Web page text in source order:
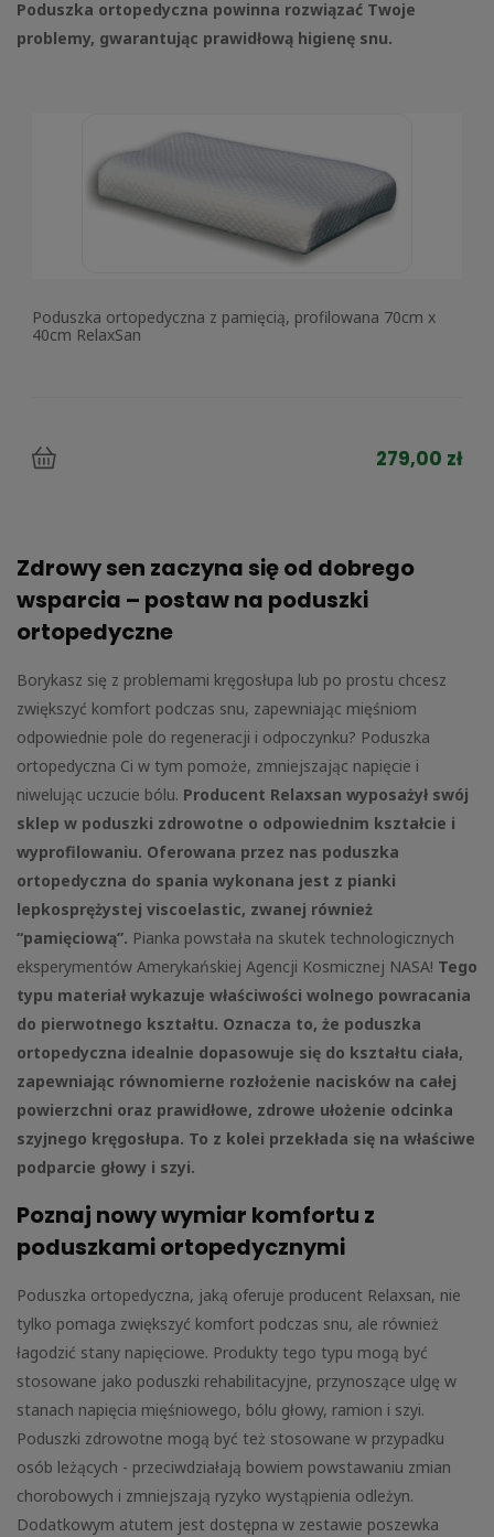
Poduszka ortopedyczna powinna rozwiązać Twoje
problemy, gwarantując prawidłową higienę snu.
Poduszka ortopedyczna z pamięcią, profilowana 70cm x
40cm RelaxSan
279,00 zł
Zdrowy sen zaczyna się od dobrego
wsparcia – postaw na poduszki
ortopedyczne
Borykasz się z problemami kręgosłupa lub po prostu chcesz
zwiększyć komfort podczas snu, zapewniając mięśniom
odpowiednie pole do regeneracji i odpoczynku? Poduszka
ortopedyczna Ci w tym pomoże, zmniejszając napięcie i
niwelując uczucie bólu. Producent Relaxsan wyposażył swój
sklep w poduszki zdrowotne o odpowiednim kształcie i
wyprofilowaniu. Oferowana przez nas poduszka
ortopedyczna do spania wykonana jest z pianki
lepkosprężystej viscoelastic, zwanej również
“pamięciową”. Pianka powstała na skutek technologicznych
eksperymentów Amerykańskiej Agencji Kosmicznej NASA! Tego
typu materiał wykazuje właściwości wolnego powracania
do pierwotnego kształtu. Oznacza to, że poduszka
ortopedyczna idealnie dopasowuje się do kształtu ciała,
zapewniając równomierne rozłożenie nacisków na całej
powierzchni oraz prawidłowe, zdrowe ułożenie odcinka
szyjnego kręgosłupa. To z kolei przekłada się na właściwe
podparcie głowy i szyi.
Poznaj nowy wymiar komfortu z
poduszkami ortopedycznymi
Poduszka ortopedyczna, jaką oferuje producent Relaxsan, nie
tylko pomaga zwiększyć komfort podczas snu, ale również
łagodzić stany napięciowe. Produkty tego typu mogą być
stosowane jako poduszki rehabilitacyjne, przynoszące ulgę w
stanach napięcia mięśniowego, bólu głowy, ramion i szyi.
Poduszki zdrowotne mogą być też stosowane w przypadku
osób leżących - przeciwdziałają bowiem powstawaniu zmian
chorobowych i zmniejszają ryzyko wystąpienia odleżyn.
Dodatkowym atutem jest dostępna w zestawie poszewka